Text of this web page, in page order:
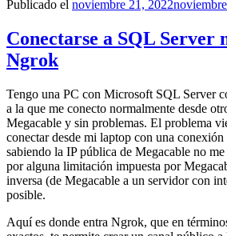
Publicado el noviembre 21, 2022
Conectarse a SQL Server
Ngrok
Tengo una PC con Microsoft SQL Server
a la que me conecto normalmente desde
Megacable y sin problemas. El problema
conectar desde mi laptop con una
sabiendo la IP pública de Megacable no
por alguna limitación impuesta por
inversa (de Megacable a un servidor con
posible.
Aquí es donde entra Ngrok, que en